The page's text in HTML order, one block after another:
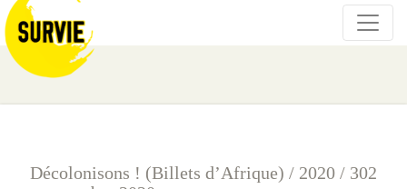
Décolonisons ! (Billets d’Afrique) / 2020 / 302